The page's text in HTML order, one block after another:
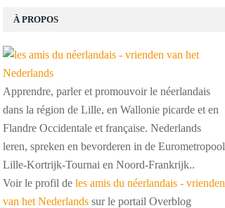
À PROPOS
Apprendre, parler et promouvoir le néerlandais
dans la région de Lille, en Wallonie picarde et en
Flandre Occidentale et française. Nederlands
leren, spreken en bevorderen in de Eurometropool
Lille-Kortrijk-Tournai en Noord-Frankrijk..
Voir le profil de les amis du néerlandais - vrienden
van het Nederlands sur le portail Overblog